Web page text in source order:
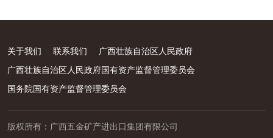
关于我们 联系我们
广西壮族自治区人民政府
广西壮族自治区人民政府国有资产监督管理委员会
国务院国有资产监督管理委员会
版权所有：广西五金矿产进出口集团有限公司